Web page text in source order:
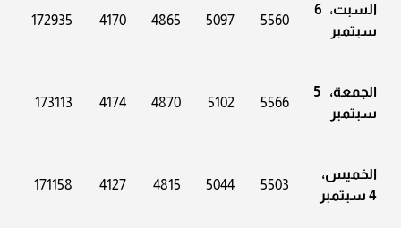
السبت، 6
سبتمبر
5560
5097
4865
4170
172935
الجمعة، 5
سبتمبر
5566
5102
4870
4174
173113
الخميس،
4 سبتمبر
5503
5044
4815
4127
171158